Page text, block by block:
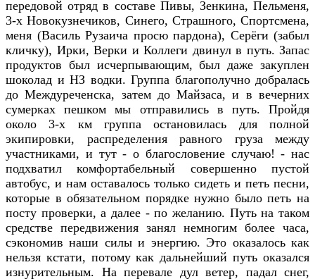
передовой отряд в составе Пивы, Зенкина, Пельменя,
3-х Новокузнечиков, Синего, Страшного, Спортсмена,
меня (Василь Рузаича просю пардона), Серёги (забыл
кличку), Ирки, Верки и Коллеги двинул в путь. Запас
продуктов был исчерпывающим, был даже закуплен
шоколад и НЗ водки. Группа благополучно добралась
до Междуреченска, затем до Майзаса, и в вечерних
сумерках пешком мы отправились в путь. Пройдя
около 3-х км группа остановилась для полной
экипировки, распределения равного груза между
участниками, и тут - о благословение случаю! - нас
подхватил комфортабельный совершенно пустой
автобус, и нам оставалось только сидеть и петь песни,
которые в обязательном порядке нужно было петь на
посту проверки, а далее - по желанию. Путь на таком
средстве передвижения занял немногим более часа,
сэкономив наши силы и энергию. Это оказалось как
нельзя кстати, потому как дальнейший путь оказался
изнурительным. На перевале дул ветер, падал снег,